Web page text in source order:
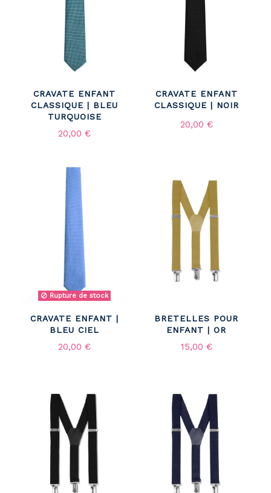
CRAVATE ENFANT
CLASSIQUE | BLEU
TURQUOISE
20,00 €
CRAVATE ENFANT
CLASSIQUE | NOIR
20,00 €
Rupture de stock
CRAVATE ENFANT |
BLEU CIEL
20,00 €
BRETELLES POUR
ENFANT | OR
15,00 €